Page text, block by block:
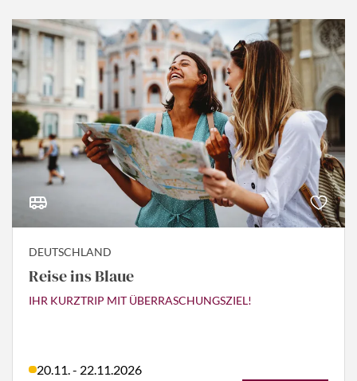
DEUTSCHLAND
Reise ins Blaue
IHR KURZTRIP MIT ÜBERRASCHUNGSZIEL!
20.11. - 22.11.2026